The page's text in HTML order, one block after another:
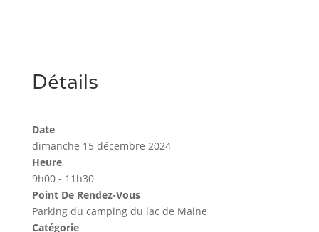
Détails
Date
dimanche 15 décembre 2024
Heure
9h00 - 11h30
Point De Rendez-Vous
Parking du camping du lac de Maine
Catégorie